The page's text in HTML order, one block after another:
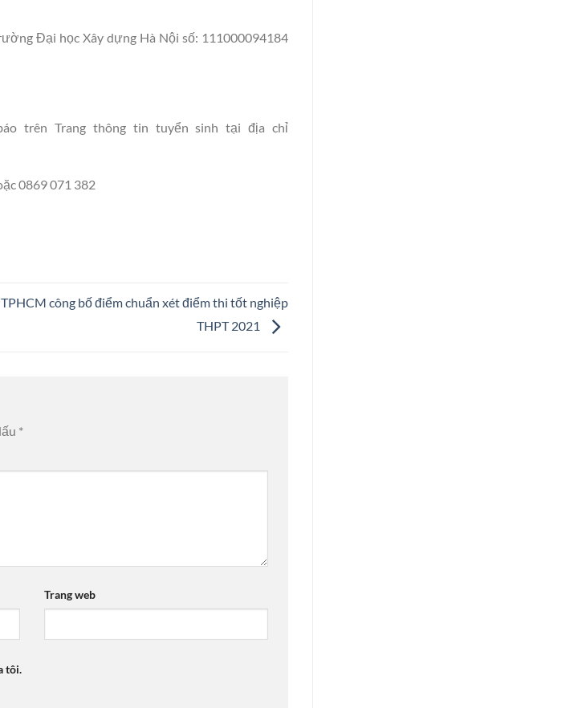
Đại học Xây dựng Hà Nội số: 111000094184
trên Trang thông tin tuyển sinh tại địa chỉ
0869 071 382
công bố điểm chuẩn xét điểm thi tốt nghiệp
THPT 2021
*
Trang web
tôi.